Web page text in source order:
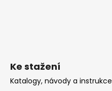
Ke stažení
Katalogy, návody a instrukce